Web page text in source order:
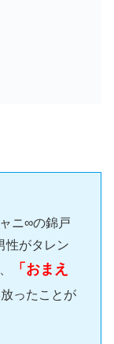
ニ∞の錦戸
性がタレン
「おまえ
ったことが